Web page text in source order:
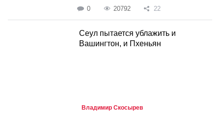
0 20792 22
Cеул пытается ублажить и
Вашингтон, и Пхеньян
Владимир Скосырев